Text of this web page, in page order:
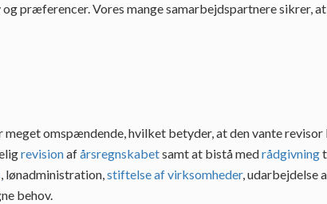
præferencer. Vores mange samarbejdspartnere sikrer,
meget omspændende, hvilket betyder, at den vante
revisionafårsregnskabetsamt at bistå medrådgivning
, lønadministration,stiftelse af virksomheder, udarbejdelse
behov.